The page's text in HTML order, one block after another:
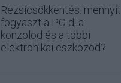
Rezsicsökkentés: mennyit
fogyaszt a PC-d, a
konzolod és a többi
elektronikai eszközöd?